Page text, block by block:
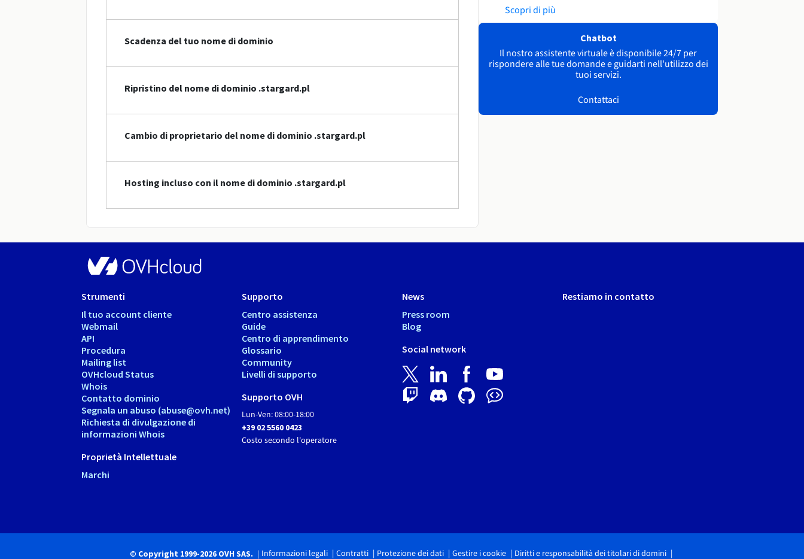
Scadenza del tuo nome di dominio
Ripristino del nome di dominio .stargard.pl
Cambio di proprietario del nome di dominio .stargard.pl
Hosting incluso con il nome di dominio .stargard.pl
Scopri di più
Chatbot
Il nostro assistente virtuale è disponibile 24/7 per
rispondere alle tue domande e guidarti nell'utilizzo dei
tuoi servizi.
Contattaci
Strumenti
Il tuo account cliente
Webmail
API
Procedura
Mailing list
OVHcloud Status
Whois
Contatto dominio
Segnala un abuso (abuse@ovh.net)
Richiesta di divulgazione di
informazioni Whois
Proprietà Intellettuale
Marchi
Supporto
Centro assistenza
Guide
Centro di apprendimento
Glossario
Community
Livelli di supporto
Supporto OVH
Lun-Ven: 08:00-18:00
+39 02 5560 0423
Costo secondo l'operatore
News
Press room
Blog
Social network
Restiamo in contatto
© Copyright 1999-2026 OVH SAS. Informazioni legali Contratti Protezione dei dati Gestire i cookie Diritti e responsabilità dei titolari di domini